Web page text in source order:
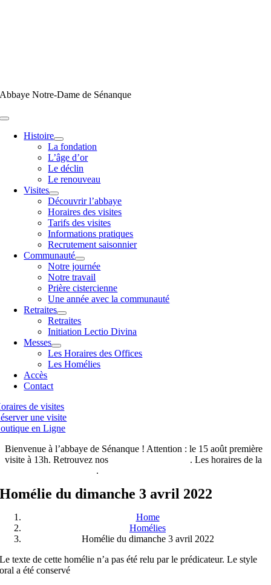
Abbaye Notre-Dame de Sénanque
Toggle
NavigationHistoire
La fondation
L’âge d’or
Le déclin
Le renouveau
Visites
Découvrir l’abbaye
Horaires des visites
Tarifs des visites
Informations pratiques
Recrutement saisonnier
Communauté
Notre journée
Notre travail
Prière cistercienne
Une année avec la communauté
Retraites
Retraites
Initiation Lectio Divina
Messes
Les Horaires des Offices
Les Homélies
Accès
Contact
de visites
une visite
en Ligne
Bienvenue à l’abbaye de Sénanque ! Attention : le 15 août première
visite à 13h. Retrouvez nos
. Les horaires de la
.
Homélie du dimanche 3 avril 2022
Home
Homélies
Homélie du dimanche 3 avril 2022
Le texte de cette homélie n’a pas été relu par le prédicateur. Le style
oral a été conservé